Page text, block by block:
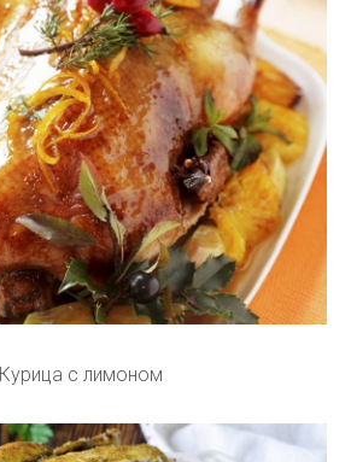
Курица с лимоном